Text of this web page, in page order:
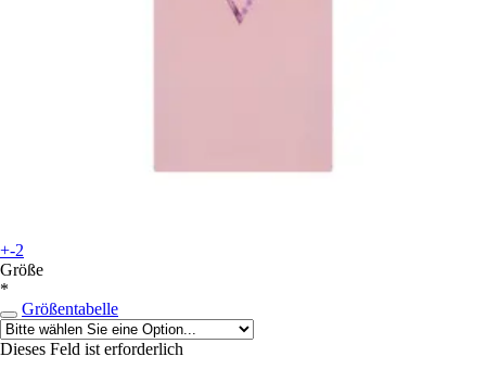
+-2
Größe
*
Größentabelle
Dieses Feld ist erforderlich